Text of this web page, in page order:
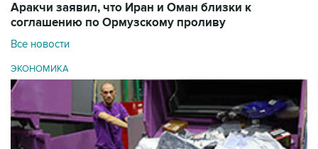
Аракчи заявил, что Иран и Оман близки к
соглашению по Ормузскому проливу
Все новости
ЭКОНОМИКА